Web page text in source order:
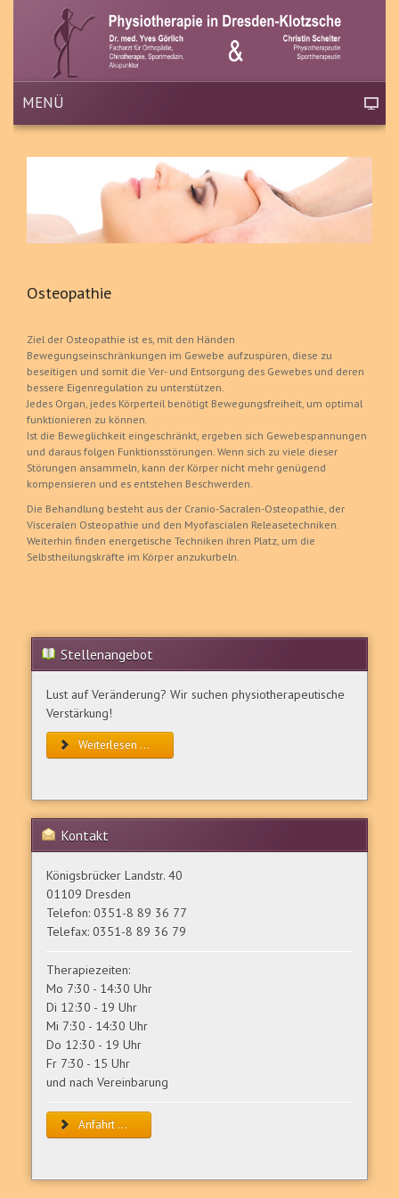
MENÜ
Osteopathie
Ziel der Osteopathie ist es, mit den Händen
Bewegungseinschränkungen im Gewebe aufzuspüren, diese zu
beseitigen und somit die Ver- und Entsorgung des Gewebes und deren
bessere Eigenregulation zu unterstützen.
Jedes Organ, jedes Körperteil benötigt Bewegungsfreiheit, um optimal
funktionieren zu können.
Ist die Beweglichkeit eingeschränkt, ergeben sich Gewebespannungen
und daraus folgen Funktionsstörungen. Wenn sich zu viele dieser
Störungen ansammeln, kann der Körper nicht mehr genügend
kompensieren und es entstehen Beschwerden.
Die Behandlung besteht aus der Cranio-Sacralen-Osteopathie, der
Visceralen Osteopathie und den Myofascialen Releasetechniken.
Weiterhin finden energetische Techniken ihren Platz, um die
Selbstheilungskräfte im Körper anzukurbeln.
Stellenangebot
Lust auf Veränderung? Wir suchen physiotherapeutische
Verstärkung!
Weiterlesen ...
Kontakt
Königsbrücker Landstr. 40
01109 Dresden
Telefon: 0351-8 89 36 77
Telefax: 0351-8 89 36 79
Therapiezeiten:
Mo 7:30 - 14:30 Uhr
Di 12:30 - 19 Uhr
Mi 7:30 - 14:30 Uhr
Do 12:30 - 19 Uhr
Fr 7:30 - 15 Uhr
und nach Vereinbarung
Anfahrt ...